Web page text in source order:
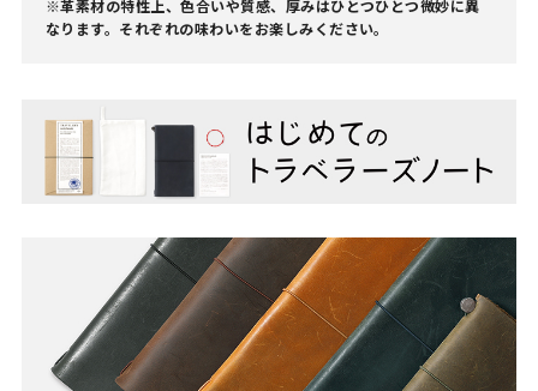
※革素材の特性上、色合いや質感、厚みはひとつひとつ微妙に異
なります。それぞれの味わいをお楽しみください。